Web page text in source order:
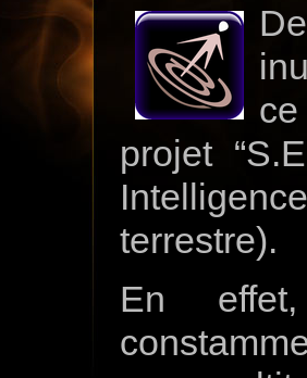
projet
terrestre).
En effet,